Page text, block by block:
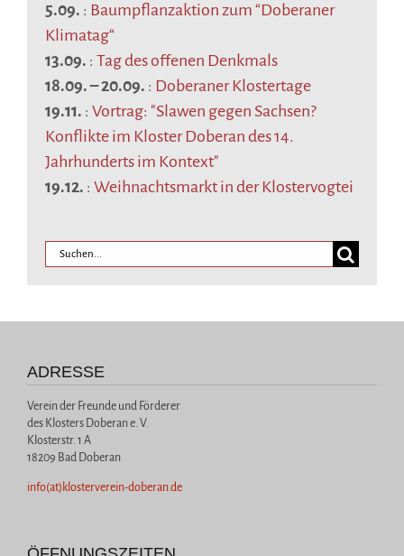
5.09. : Baumpflanzaktion zum “Doberaner
Klimatag“
13.09. : Tag des offenen Denkmals
18.09. –20.09. : Doberaner Klostertage
19.11. : Vortrag: "Slawen gegen Sachsen?
Konflikte im Kloster Doberan des 14.
Jahrhunderts im Kontext"
19.12. : Weihnachtsmarkt in der Klostervogtei
ADRESSE
Verein der Freunde und Förderer
des Klosters Doberan e. V.
Klosterstr. 1 A
18209 Bad Doberan
info(at)klosterverein-doberan.de